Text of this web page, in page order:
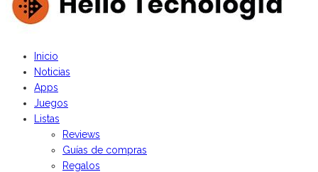
Inicio
Noticias
Apps
Juegos
Listas
Reviews
Guías de compras
Regalos